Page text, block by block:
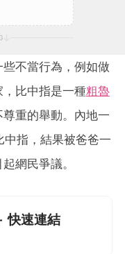
些不當行為，例如做
比中指是一種粗魯
重的舉動。內地一
指，結果被爸爸一
網民爭議。
快速連結